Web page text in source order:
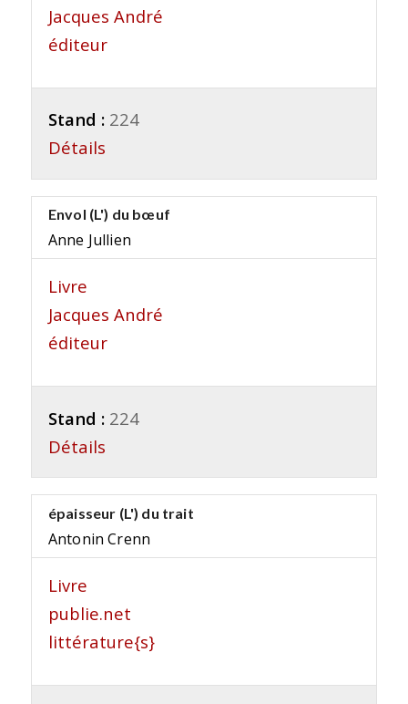
Jacques André
éditeur
Stand : 224
Détails
Envol (L') du bœuf
Anne Jullien
Livre
Jacques André
éditeur
Stand : 224
Détails
épaisseur (L') du trait
Antonin Crenn
Livre
publie.net
littérature{s}